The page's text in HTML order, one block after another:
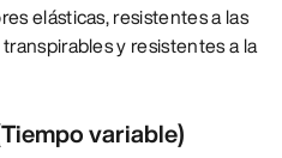
elásticas, resistentes a las
y resistentes a la
variable)